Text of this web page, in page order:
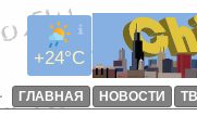
+24°C
ГЛАВНАЯ НОВОСТИ ТВ